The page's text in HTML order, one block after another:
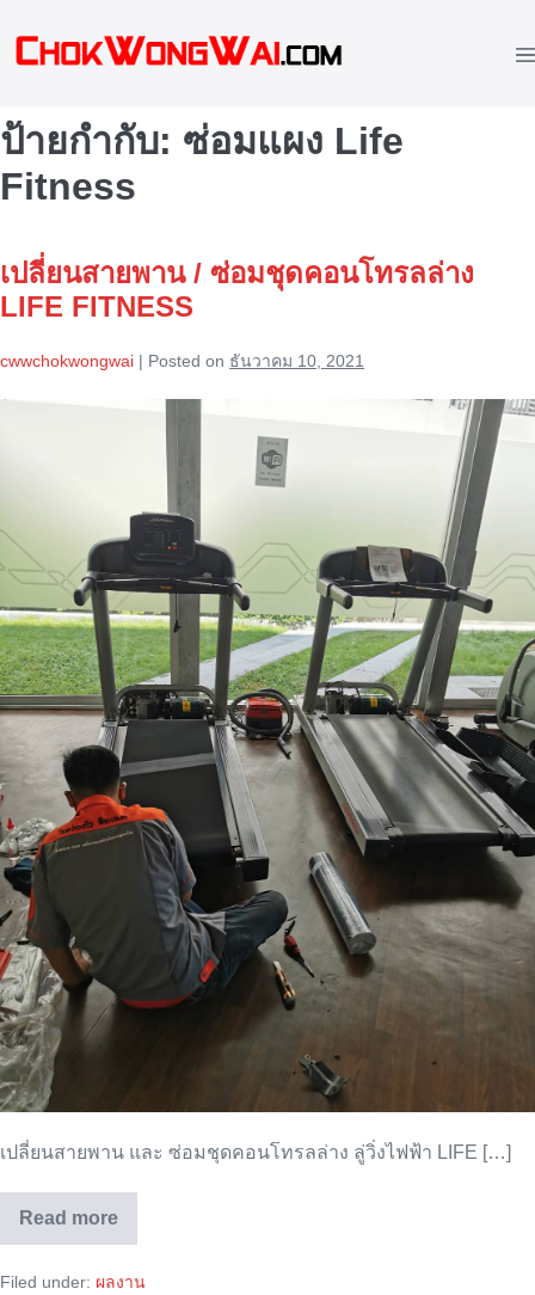
ป้ายกำกับ: ซ่อมแผง Life
Fitness
เปลี่ยนสายพาน / ซ่อมชุดคอนโทรลล่าง
LIFE FITNESS
cwwchokwongwai | Posted on ธันวาคม 10, 2021
ชุด
คอนโทรล
ล่าง
LIFE
FITNESS
เปลี่ยนสายพาน และ ซ่อมชุดคอนโทรลล่าง ลู่วิ่งไฟฟ้า LIFE […]
Read more
เปลี่ยน
สายพาน
ซ่อม
Filed under: ผลงาน